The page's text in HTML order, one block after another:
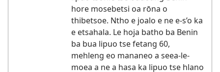
hore mosebetsi oa rōna o
thibetsoe. Ntho e joalo e ne e-s’o ka
e etsahala. Le hoja batho ba Benin
ba bua lipuo tse fetang 60,
mehleng eo mananeo a seea-le-
moea a ne a hasa ka lipuo tse hlano